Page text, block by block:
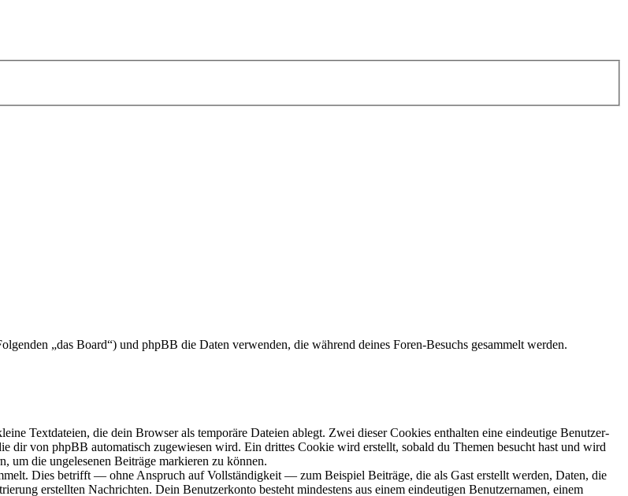
„das Board“) und phpBB die Daten verwenden, die während deines Foren-Besuchs gesammelt werden.
Textdateien, die dein Browser als temporäre Dateien ablegt. Zwei dieser Cookies enthalten eine eindeutige Benutzer-
dir von phpBB automatisch zugewiesen wird. Ein drittes Cookie wird erstellt, sobald du Themen besucht hast und wird
um die ungelesenen Beiträge markieren zu können.
Dies betrifft — ohne Anspruch auf Vollständigkeit — zum Beispiel Beiträge, die als Gast erstellt werden, Daten, die
erstellten Nachrichten. Dein Benutzerkonto besteht mindestens aus einem eindeutigen Benutzernamen, einem